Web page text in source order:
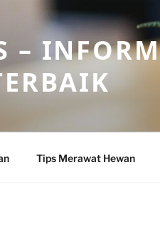
–
Tips Merawat Hewan